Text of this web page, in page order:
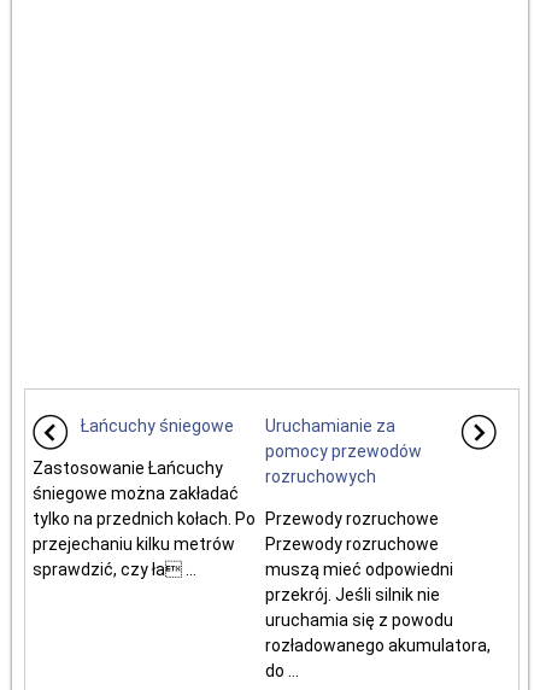
Łańcuchy śniegowe
Zastosowanie Łańcuchy
śniegowe można zakładać
tylko na przednich kołach. Po
przejechaniu kilku metrów
sprawdzić, czy ła ...
Uruchamianie za
pomocy przewodów
rozruchowych
Przewody rozruchowe
Przewody rozruchowe
muszą mieć odpowiedni
przekrój. Jeśli silnik nie
uruchamia się z powodu
rozładowanego akumulatora,
do ...